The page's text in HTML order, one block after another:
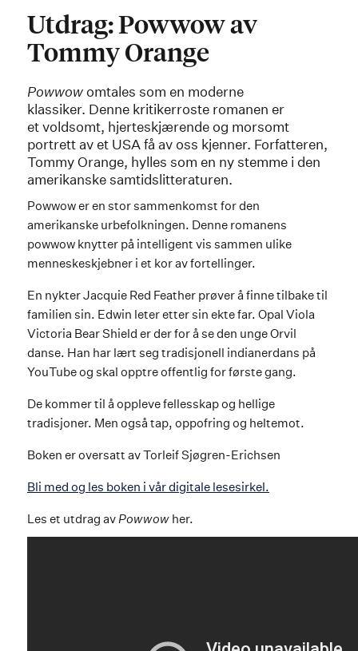
Utdrag: Powwow av
Tommy Orange
Powwow omtales som en moderne
klassiker. Denne kritikerroste romanen er
et voldsomt, hjerteskjærende og morsomt
portrett av et USA få av oss kjenner. Forfatteren,
Tommy Orange, hylles som en ny stemme i den
amerikanske samtidslitteraturen.
Powwow er en stor sammenkomst for den
amerikanske urbefolkningen. Denne romanens
powwow knytter på intelligent vis sammen ulike
menneskeskjebner i et kor av fortellinger.
En nykter Jacquie Red Feather prøver å finne tilbake til
familien sin. Edwin leter etter sin ekte far. Opal Viola
Victoria Bear Shield er der for å se den unge Orvil
danse. Han har lært seg tradisjonell indianerdans på
YouTube og skal opptre offentlig for første gang.
De kommer til å oppleve fellesskap og hellige
tradisjoner. Men også tap, oppofring og heltemot.
Boken er oversatt av Torleif Sjøgren-Erichsen
Bli med og les boken i vår digitale lesesirkel.
Les et utdrag avPowwow her.